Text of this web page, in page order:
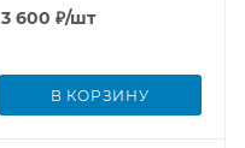
3 600 ₽/шт
В КОРЗИНУ